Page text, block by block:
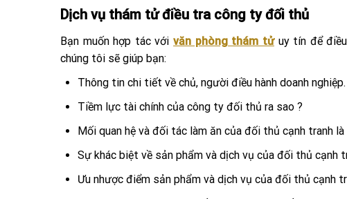
Dịch vụ thám tử điều tra công ty đối thủ
Bạn muốn hợp tác vớivăn phòng thám tửuy tín để điều
chúng tôi sẽ giúp bạn:
Thông tin chi tiết về chủ, người điều hành doanh nghiệp.
Tiềm lực tài chính của công ty đối thủ ra sao ?
Mối quan hệ và đối tác làm ăn của đối thủ cạnh tranh là
Sự khác biệt về sản phẩm và dịch vụ của đối thủ
Ưu nhược điểm sản phẩm và dịch vụ của đối thủ cạnh